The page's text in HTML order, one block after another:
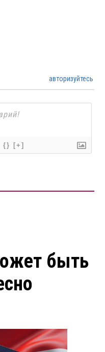
авторизуйтесь
{} [+]
быть